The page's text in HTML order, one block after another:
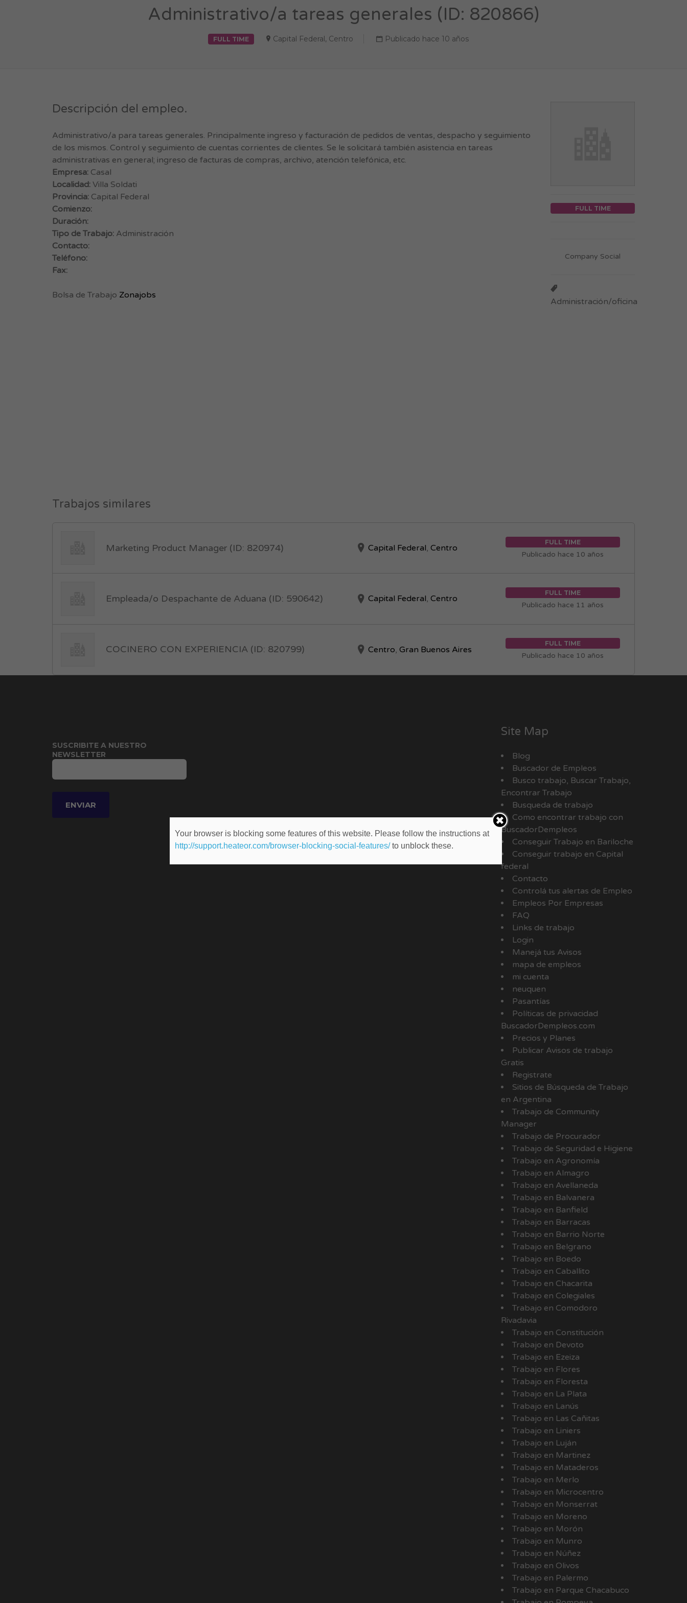
Administrativo/a tareas generales (ID: 820866)
FULL TIME Capital Federal, Centro Publicado hace 10 años
Descripción del empleo.
Administrativo/a para tareas generales. Principalmente ingreso y facturación de pedidos de ventas, despacho y seguimiento
de los mismos. Control y seguimiento de cuentas corrientes de clientes. Se le solicitará también asistencia en tareas
administrativas en general; ingreso de facturas de compras, archivo, atención telefónica, etc.
Empresa: Casal
Localidad: Villa Soldati
Provincia: Capital Federal
Comienzo:
Duración:
Tipo de Trabajo: Administración
Contacto:
Teléfono:
Fax:
Bolsa de Trabajo Zonajobs
FULL TIME
Company Social
Administración/oficina
Trabajos similares
Marketing Product Manager (ID: 820974) Capital Federal, Centro
FULL TIME
Publicado hace 10 años
Empleada/o Despachante de Aduana (ID: 590642) Capital Federal, Centro
FULL TIME
Publicado hace 11 años
COCINERO CON EXPERIENCIA (ID: 820799) Centro, Gran Buenos Aires
FULL TIME
Publicado hace 10 años
SUSCRIBITE A NUESTRO
NEWSLETTER
Site Map
Blog
Buscador de Empleos
Busco trabajo, Buscar Trabajo,
Encontrar Trabajo
Busqueda de trabajo
Como encontrar trabajo con
BuscadorDempleos
Conseguir Trabajo en Bariloche
Conseguir trabajo en Capital
federal
Contacto
Controlá tus alertas de Empleo
Empleos Por Empresas
FAQ
Links de trabajo
Login
Manejá tus Avisos
mapa de empleos
mi cuenta
neuquen
Pasantías
Políticas de privacidad
BuscadorDempleos.com
Precios y Planes
Publicar Avisos de trabajo
Gratis
Registrate
Sitios de Búsqueda de Trabajo
en Argentina
Trabajo de Community
Manager
Trabajo de Procurador
Trabajo de Seguridad e Higiene
Trabajo en Agronomía
Trabajo en Almagro
Trabajo en Avellaneda
Trabajo en Balvanera
Trabajo en Banfield
Trabajo en Barracas
Trabajo en Barrio Norte
Trabajo en Belgrano
Trabajo en Boedo
Trabajo en Caballito
Trabajo en Chacarita
Trabajo en Colegiales
Trabajo en Comodoro
Rivadavia
Trabajo en Constitución
Trabajo en Devoto
Trabajo en Ezeiza
Trabajo en Flores
Trabajo en Floresta
Trabajo en La Plata
Trabajo en Lanús
Trabajo en Las Cañitas
Trabajo en Liniers
Trabajo en Luján
Trabajo en Martinez
Trabajo en Mataderos
Trabajo en Merlo
Trabajo en Microcentro
Trabajo en Monserrat
Trabajo en Moreno
Trabajo en Morón
Trabajo en Munro
Trabajo en Núñez
Trabajo en Olivos
Trabajo en Palermo
Trabajo en Parque Chacabuco
Your browser is blocking some features of this website. Please follow the instructions at
http://support.heateor.com/browser-blocking-social-features/to unblock these.